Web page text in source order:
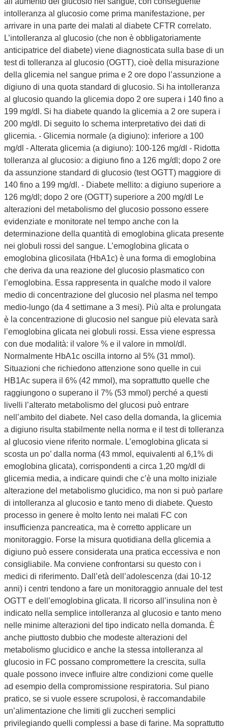
intolleranza al glucosio come prima manifestazione, per
arrivare in una parte dei malati al diabete CFTR correlato.
L’intolleranza al glucosio (che non è obbligatoriamente
anticipatrice del diabete) viene diagnosticata sulla base di un
test di tolleranza al glucosio (OGTT), cioè della misurazione
della glicemia nel sangue prima e 2 ore dopo l’assunzione a
digiuno di una quota standard di glucosio. Si ha intolleranza
al glucosio quando la glicemia dopo 2 ore supera i 140 fino a
199 mg/dl. Si ha diabete quando la glicemia a 2 ore supera i
200 mg/dl. Di seguito lo schema interpretativo dei dati di
glicemia. - Glicemia normale (a digiuno): inferiore a 100
mg/dl - Alterata glicemia (a digiuno): 100-126 mg/dl - Ridotta
tolleranza al glucosio: a digiuno fino a 126 mg/dl; dopo 2 ore
da assunzione standard di glucosio (test OGTT) maggiore di
140 fino a 199 mg/dl. - Diabete mellito: a digiuno superiore a
126 mg/dl; dopo 2 ore (OGTT) superiore a 200 mg/dl Le
alterazioni del metabolismo del glucosio possono essere
evidenziate e monitorate nel tempo anche con la
determinazione della quantità di emoglobina glicata presente
nei globuli rossi del sangue. L’emoglobina glicata o
emoglobina glicosilata (HbA1c) è una forma di emoglobina
che deriva da una reazione del glucosio plasmatico con
l’emoglobina. Essa rappresenta in qualche modo il valore
medio di concentrazione del glucosio nel plasma nel tempo
medio-lungo (da 4 settimane a 3 mesi). Più alta e prolungata
è la concentrazione di glucosio nel sangue più elevata sarà
l’emoglobina glicata nei globuli rossi. Essa viene espressa
con due modalità: il valore % e il valore in mmol/dl.
Normalmente HbA1c oscilla intorno al 5% (31 mmol).
Situazioni che richiedono attenzione sono quelle in cui
HB1Ac supera il 6% (42 mmol), ma soprattutto quelle che
raggiungono o superano il 7% (53 mmol) perché a questi
livelli l’alterato metabolismo del glucosi può entrare
nell’ambito del diabete. Nel caso della domanda, la glicemia
a digiuno risulta stabilmente nella norma e il test di tolleranza
al glucosio viene riferito normale. L’emoglobina glicata si
scosta un po’ dalla norma (43 mmol, equivalenti al 6,1% di
emoglobina glicata), corrispondenti a circa 1,20 mg/dl di
glicemia media, a indicare quindi che c’è una molto iniziale
alterazione del metabolismo glucidico, ma non si può parlare
di intolleranza al glucosio e tanto meno di diabete. Questo
processo in genere è molto lento nei malati FC con
insufficienza pancreatica, ma è corretto applicare un
monitoraggio. Forse la misura quotidiana della glicemia a
digiuno può essere considerata una pratica eccessiva e non
consigliabile. Ma conviene confrontarsi su questo con i
medici di riferimento. Dall’età dell’adolescenza (dai 10-12
anni) i centri tendono a fare un monitoraggio annuale del test
OGTT e dell’emoglobina glicata. Il ricorso all’insulina non è
indicato nella semplice intolleranza al glucosio e tanto meno
nelle minime alterazioni del tipo indicato nella domanda. È
anche piuttosto dubbio che modeste alterazioni del
metabolismo glucidico e anche la stessa intolleranza al
glucosio in FC possano compromettere la crescita, sulla
quale possono invece influire altre condizioni come quelle
ad esempio della compromissione respiratoria. Sul piano
pratico, se si vuole essere scrupolosi, è raccomandabile
un’alimentazione che limiti gli zuccheri semplici
privilegiando quelli complessi a base di farine. Ma soprattutto